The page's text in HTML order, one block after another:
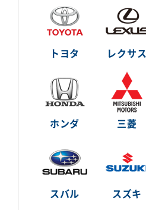
トヨタ レクサス
ホンダ 三菱
スバル スズキ